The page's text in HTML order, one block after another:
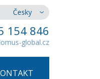
Česky
154 846
global.cz